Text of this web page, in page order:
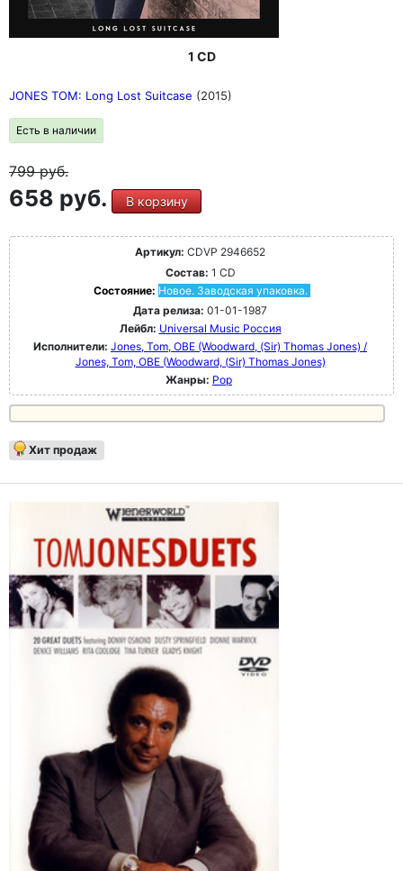
1 CD
JONES TOM: Long Lost Suitcase (2015)
Есть в наличии
799руб.
658 руб. В корзину
Артикул: CDVP 2946652
Состав: 1 CD
Состояние: Новое. Заводская упаковка.
Дата релиза: 01-01-1987
Лейбл: Universal Music Россия
Исполнители: Jones, Tom, OBE (Woodward, (Sir) Thomas Jones) /
Jones, Tom, OBE (Woodward, (Sir) Thomas Jones)
Жанры: Pop
Хит продаж